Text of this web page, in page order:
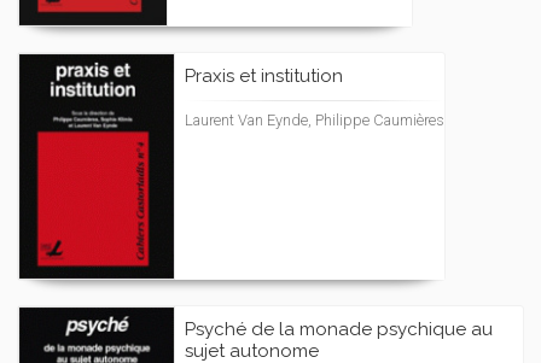
Praxis et institution
Laurent Van Eynde, Philippe Caumières
Psyché de la monade psychique au
sujet autonome